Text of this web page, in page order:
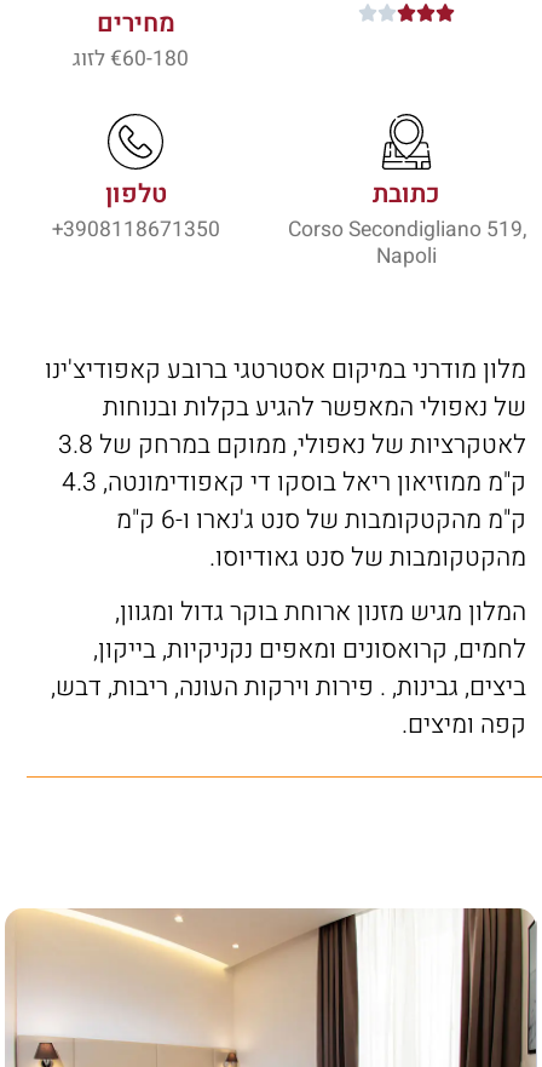




 מחירים
60-180€ לזוג
כתובת
Corso Secondigliano 519,
Napoli
טלפון
3908118671350+
מלון מודרני במיקום אסטרטגי ברובע קאפודיצ'ינו
של נאפולי המאפשר להגיע בקלות ובנוחות
לאטקרציות של נאפולי, ממוקם במרחק של 3.8
ק"מ ממוזיאון ריאל בוסקו די קאפודימונטה, 4.3
ק"מ מהקטקומבות של סנט ג'נארו ו-6 ק"מ
מהקטקומבות של סנט גאודיוסו.
המלון מגיש מזנון ארוחת בוקר גדול ומגוון,
לחמים, קרואסונים ומאפים נקניקיות, בייקון,
ביצים, גבינות, . פירות וירקות העונה, ריבות, דבש,
קפה ומיצים.